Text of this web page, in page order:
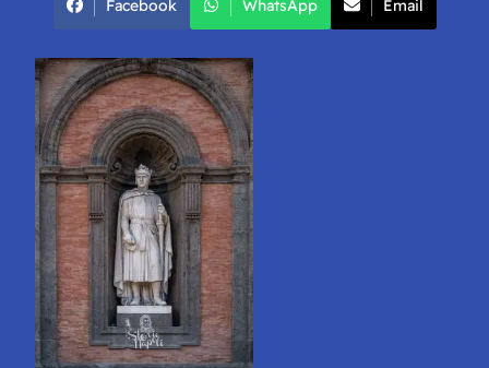
Facebook WhatsApp Email